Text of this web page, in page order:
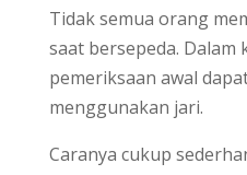
Tidak semua orang
saat bersepeda.
pemeriksaan awal
menggunakan jari.
Caranya cukup